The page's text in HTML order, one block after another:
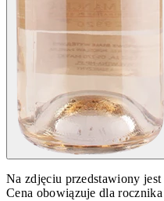
Na zdjęciu przedstawiony
Cena obowiązuje dla